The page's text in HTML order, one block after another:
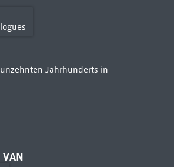
Jahrhunderts in
VAN